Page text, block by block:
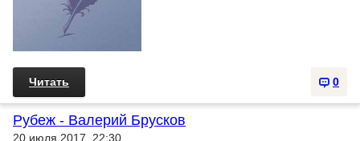
0
Читать
Рубеж - Валерий Брусков
20 июля 2017, 22:30